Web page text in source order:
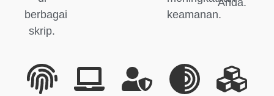
berbagai
skrip.
keamanan.